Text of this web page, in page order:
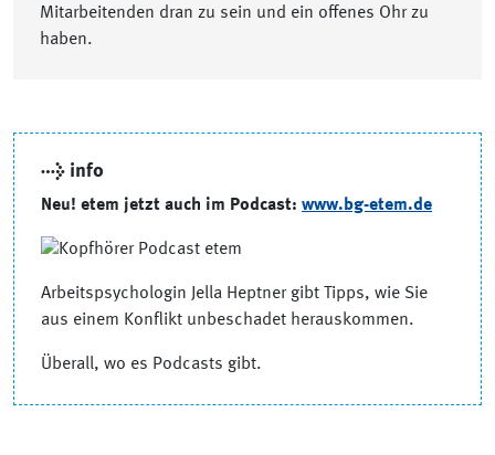
Mitarbeitenden dran zu sein und ein offenes Ohr zu
haben.
→ info
Neu! etem jetzt auch im Podcast: www.bg-etem.de
Arbeitspsychologin Jella Heptner gibt Tipps, wie Sie
aus einem Konflikt unbeschadet herauskommen.
Überall, wo es Podcasts gibt.